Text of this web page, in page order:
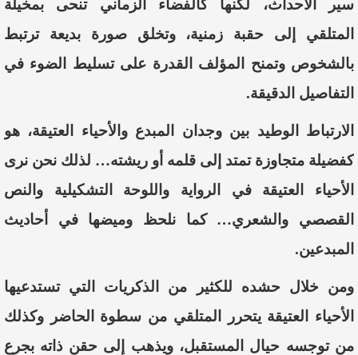
سير
الأحداث، لكنها كالفضاء الزماني تنحى
بمخيلة
المتلقي
إلى حقبة زمنية،وتخلق صورة بديعة
ترتبط
بالشخوص وتمنح المؤلف القدرة على تسليط الضوء في
التفاصيل الدقيقة.
الارتباط الوطيد بين وجدان المبدع والأحياء العتيقة، هو
كفضيلة متجاوزة تمتد إلى قلمه أو ريشته… لذلك نحن نرى
الأحياء
العتيقة في الرواية واللوحة التشكيلية
والنص
القصصي
والشعري…كما نلحظ وميضها في
أحاديث
المبدعين.
ومن خلال حشده للكثير من الذكريات التيتستدعيها
الأحياء
العتيقة يتحرر المتلقي من سطوة الحاضر
وكذلك
من توجسه حيال المستقبل، ويذهب إلى حقن ذاته بجرع